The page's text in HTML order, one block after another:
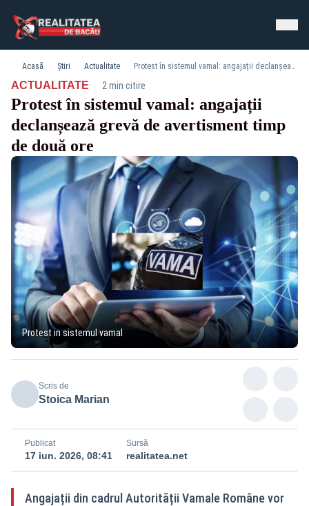
Acasă Știri Actualitate Protest în sistemul vamal: angajații declanșează grevă de avertisment timp de două ore
ACTUALITATE· 2 min citire
Protest în sistemul vamal: angajații
declanșează grevă de avertisment timp
de două ore
Protest in sistemul vamal
Scris de
Stoica Marian
Publicat
17 iun. 2026, 08:41
Sursă
realitatea.net
Angajații din cadrul Autorității Vamale Române vor